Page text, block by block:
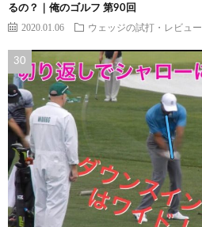
るの？｜俺のゴルフ 第90回
2020.01.06 ウェッジの試打・レビュー